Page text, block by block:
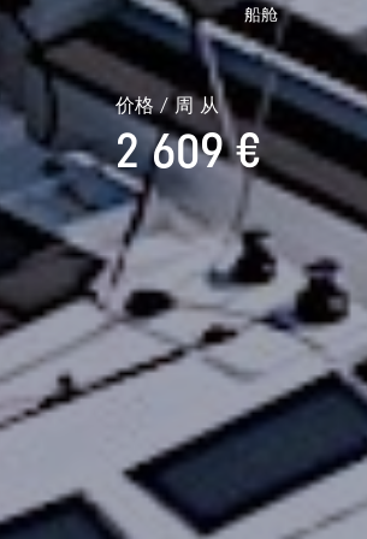
船舱
价格 / 周 从
2 609 €